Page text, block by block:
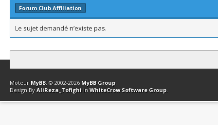
Forum Club Affiliation
Le sujet demandé n’existe pas.
Contact Club Affiliation Retourner en haut Version bas-débit
Moteur MyBB, © 2002-2026 MyBB Group.
Design By AliReza_Tofighi In WhiteCrow Software Group.